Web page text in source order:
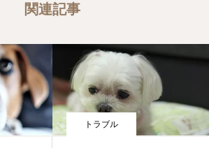
関連記事
トラブル